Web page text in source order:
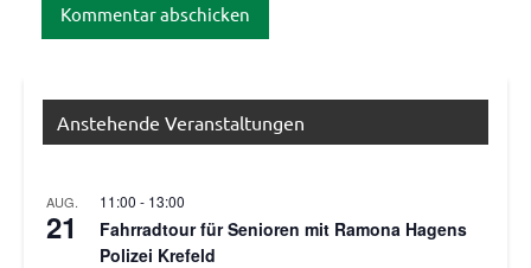
Anstehende Veranstaltungen
AUG.
21
11:00 - 13:00
Fahrradtour für Senioren mit Ramona Hagens
Polizei Krefeld